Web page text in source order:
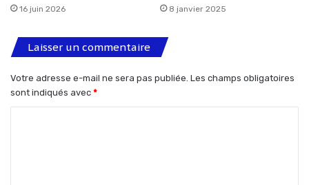
16 juin 2026 8 janvier 2025
Laisser un commentaire
Votre adresse e-mail ne sera pas publiée. Les champs obligatoires
sont indiqués avec *